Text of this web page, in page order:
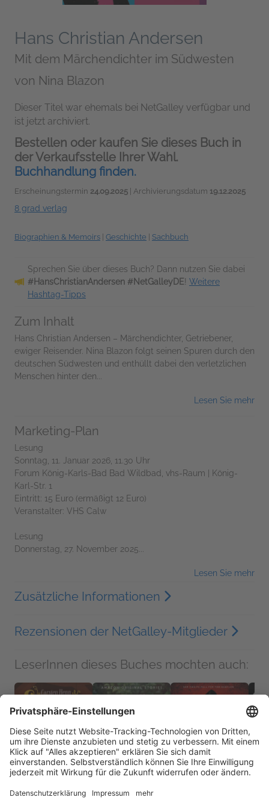
Hans Christian Andersen
Mit dem Märchendichter im Südwesten
von Nina Blazon
Dieser Titel war ehemals bei NetGalley verfügbar und
ist jetzt archiviert.
Bestellen oder kaufen Sie dieses Buch in
der Verkaufsstelle Ihrer Wahl.
Buchhandlung finden.
Erscheinungstermin 24.09.2025 | Archivierungsdatum 19.12.2025
8 grad verlag
Biographien & Memoirs Geschichte Sachbuch
Sprechen Sie über dieses Buch? Dann nutzen Sie dabei
#HansChristianAndersen #NetGalleyDE! Weitere
Hashtag-Tipps
Zum Inhalt
Hans Christian Andersen – Märchendichter, Getriebener,
ewiger Reisender. Nina Blazon folgt seinen Spuren durch den
deutschen Südwesten und enthüllt dabei den verletzlichen
Menschen hinter den...
Lesen Sie mehr
Marketing-Plan
Lesung
Sonntag, 11. Januar 2026, 11.30 Uhr
Forum König-Karls-Bad Bad Wildbad, vhs-Raum | König-
Karl-Str. 1
Eintritt: 15 Euro (ermäßigt 12 Euro)
Veranstalter: VHS Calw
Lesung
Donnerstag, 27. November 2025...
Lesen Sie mehr
Zusätzliche Informationen
Rezensionen der NetGalley-Mitglieder
LeserInnen dieses Buches mochten auch: